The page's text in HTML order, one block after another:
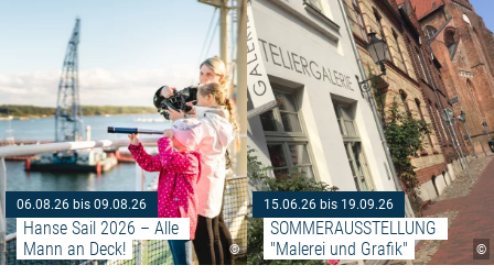
©
06.08.26 bis 09.08.26
Hanse Sail 2026 – Alle
Mann an Deck!
©
15.06.26 bis 19.09.26
SOMMERAUSSTELLUNG
"Malerei und Grafik"